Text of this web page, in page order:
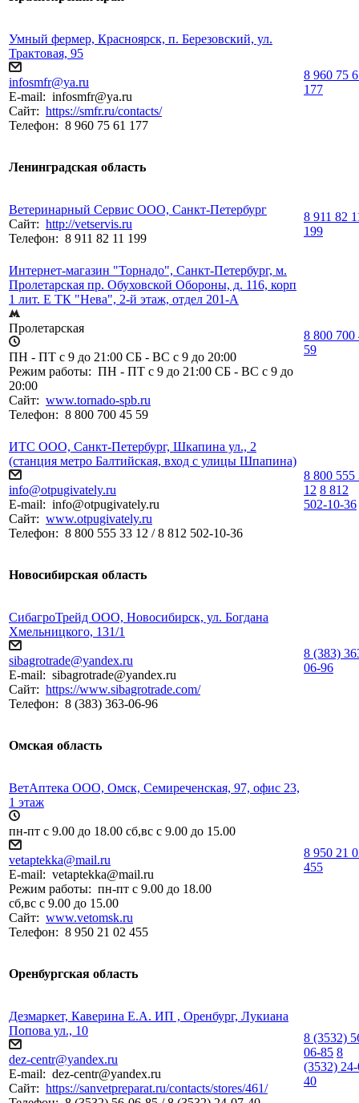
Умный фермер, Красноярск, п. Березовский, ул.
Трактовая, 95
infosmfr@ya.ru
E-mail: infosmfr@ya.ru
Сайт: https://smfr.ru/contacts/
Телефон: 8 960 75 61 177
8 960 75
177
Ленинградская область
Ветеринарный Сервис ООО, Санкт-Петербург
Сайт: http://vetservis.ru
Телефон: 8 911 82 11 199
8 911 82
199
Интернет-магазин "Торнадо", Санкт-Петербург, м.
Пролетарская пр. Обуховской Обороны, д. 116, корп
1 лит. Е ТК "Нева", 2-й этаж, отдел 201-А
Пролетарская
ПН - ПТ с 9 до 21:00 СБ - ВС с 9 до 20:00
Режим работы: ПН - ПТ с 9 до 21:00 СБ - ВС с 9 до
20:00
Сайт: www.tornado-spb.ru
Телефон: 8 800 700 45 59
8 800 700
59
ИТС ООО, Санкт-Петербург, Шкапина ул., 2
(станция метро Балтийская, вход с улицы Шпапина)
info@otpugivately.ru
E-mail: info@otpugivately.ru
Сайт: www.otpugivately.ru
Телефон: 8 800 555 33 12 / 8 812 502-10-36
8 800 555
12 8 812
502-10-36
Новосибирская область
СибагроТрейд ООО, Новосибирск, ул. Богдана
Хмельницкого, 131/1
sibagrotrade@yandex.ru
E-mail: sibagrotrade@yandex.ru
Сайт: https://www.sibagrotrade.com/
Телефон: 8 (383) 363-06-96
8 (383)
06-96
Омская область
ВетАптека ООО, Омск, Семиреченская, 97, офис 23,
1 этаж
пн-пт с 9.00 до 18.00 сб,вс с 9.00 до 15.00
vetaptekka@mail.ru
E-mail: vetaptekka@mail.ru
Режим работы: пн-пт с 9.00 до 18.00
сб,вс с 9.00 до 15.00
Сайт: www.vetomsk.ru
Телефон: 8 950 21 02 455
8 950 21
455
Оренбургская область
Дезмаркет, Каверина Е.А. ИП , Оренбург, Лукиана
Попова ул., 10
dez-centr@yandex.ru
E-mail: dez-centr@yandex.ru
Сайт: https://sanvetpreparat.ru/contacts/stores/461/
8 (3532)
06-85 8
(3532)
40